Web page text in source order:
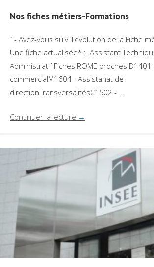
Nos fiches métiers-Formations
1- Avez-vous suivi l'évolution de la Fiche
Une fiche actualisée* : Assistant
Administratif Fiches ROME proches
commercialM1604 - Assistanat de
directionTransversalitésC1502 - ...
Continuer la lecture →